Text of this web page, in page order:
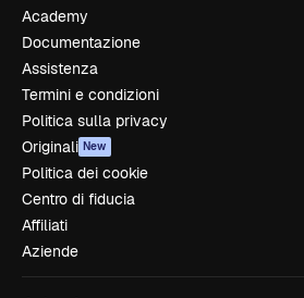
Academy
Documentazione
Assistenza
Termini e condizioni
Politica sulla privacy
Originali New
Politica dei cookie
Centro di fiducia
Affiliati
Aziende